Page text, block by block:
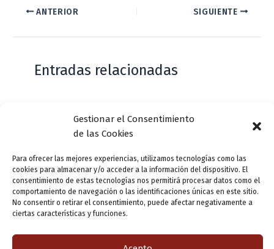
Gestionar el Consentimiento
de las Cookies
Para ofrecer las mejores experiencias, utilizamos tecnologías como las
cookies para almacenar y/o acceder a la información del dispositivo. El
consentimiento de estas tecnologías nos permitirá procesar datos como el
comportamiento de navegación o las identificaciones únicas en este sitio.
No consentir o retirar el consentimiento, puede afectar negativamente a
ciertas características y funciones.
ANTERIOR SIGUIENTE
Entradas relacionadas
Casa de Zorrilla conmemorarán el 168
aniversario del estreno de Don Juan
Deja un comentario /Actualidad/ PorVLLensutinta
¿De dónde “lo de Pucela”?
1 comentario /Actualidad/ PorVLLensutinta